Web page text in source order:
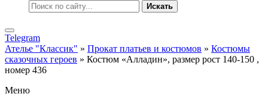
Искать
Telegram
Ателье "Классик" » Прокат платьев и костюмов » Костюмы
сказочных героев » Костюм «Алладин», размер рост 140-150 ,
номер 436
Меню